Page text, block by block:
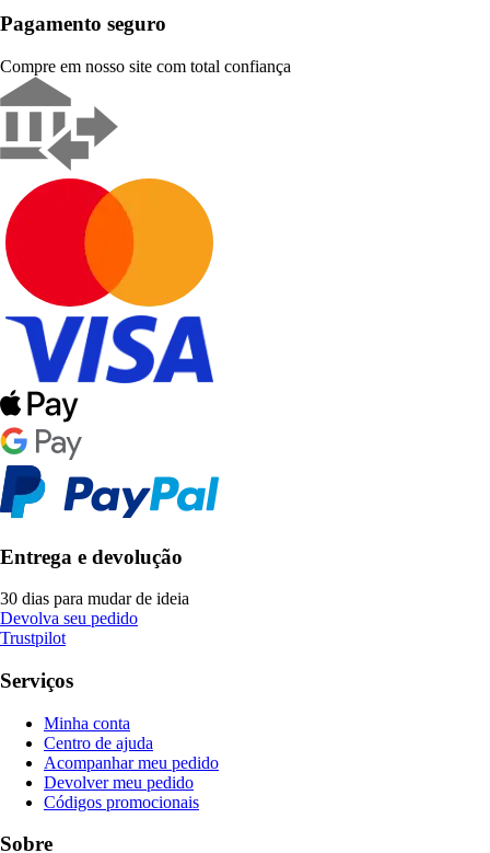
Pagamento seguro
Compre em nosso site com total confiança
Entrega e devolução
30 dias para mudar de ideia
Devolva seu pedido
Trustpilot
Serviços
Minha conta
Centro de ajuda
Acompanhar meu pedido
Devolver meu pedido
Códigos promocionais
Sobre